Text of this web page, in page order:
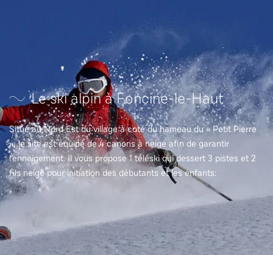
Le ski alpin à Foncine-le-Haut
Situé au Nord Est du village à coté du hameau du « Petit Pierre
», le site est équipé de 4 canons à neige afin de garantir
l’enneigement. Il vous propose 1 téléski qui dessert 3 pistes et 2
fils neige pour initiation des débutants et les enfants: